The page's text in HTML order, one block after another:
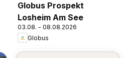
Globus Prospekt
Losheim Am See
03.08. - 08.08.2026
Globus